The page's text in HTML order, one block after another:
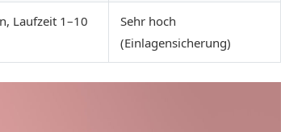
Laufzeit 1–10
Sehr hoch
(Einlagensicherung)